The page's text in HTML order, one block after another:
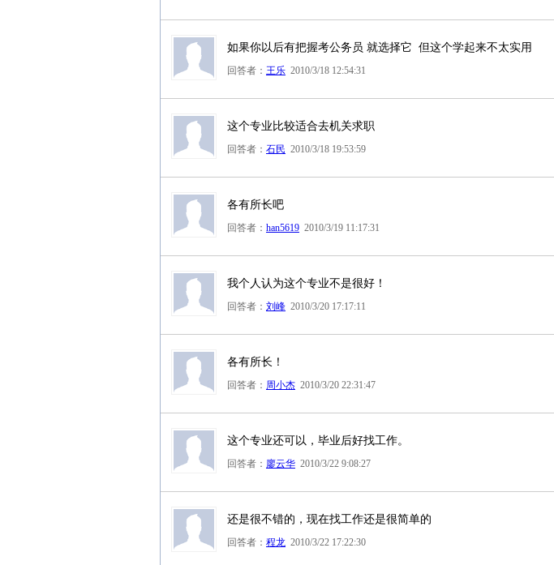
如果你以后有把握考公务员 就选择它 但这个学起来不太实用
回答者： 王乐 2010/3/18 12:54:31
这个专业比较适合去机关求职
回答者： 石民 2010/3/18 19:53:59
各有所长吧
回答者： han5619 2010/3/19 11:17:31
我个人认为这个专业不是很好！
回答者： 刘峰 2010/3/20 17:17:11
各有所长！
回答者： 周小杰 2010/3/20 22:31:47
这个专业还可以，毕业后好找工作。
回答者： 廖云华 2010/3/22 9:08:27
还是很不错的，现在找工作还是很简单的
回答者： 程龙 2010/3/22 17:22:30